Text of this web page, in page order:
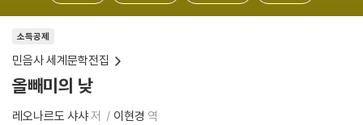
소득공제
민음사 세계문학전집
올빼미의 낮
레오나르도 샤샤저 이현경 역